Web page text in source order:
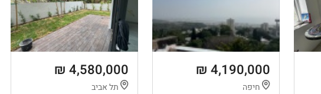
4,190,000 ₪
חיפה
4,580,000 ₪
תל אביב